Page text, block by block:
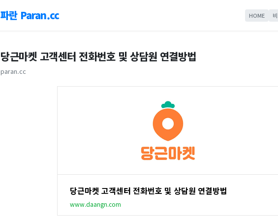
파란 Paran.cc HOME
당근마켓 고객센터 전화번호 및 상담원 연결방법
paran.cc
당근마켓 고객센터 전화번호 및 상담원 연결방법
www.daangn.com